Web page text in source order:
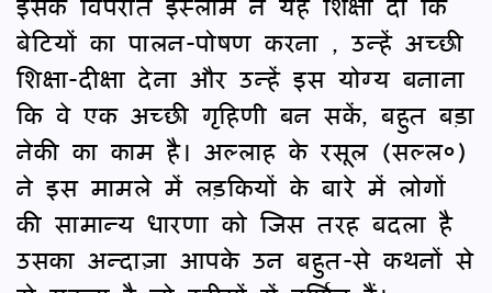
बेटियों का पालन-पोषण करना , उन्हें अच्छी
शिक्षा-दीक्षा देना और उन्हें इस योग्य बनाना
कि वे एक अच्छी गृहिणी बन सकें, बहुत बड़ा
नेकी का काम है। अल्लाह के रसूल (सल्ल०)
ने इस मामले में लड़कियों के बारे में लोगों
की सामान्य धारणा को जिस तरह बदला है
उसका अन्दाज़ा आपके उन बहुत-से कथनों से